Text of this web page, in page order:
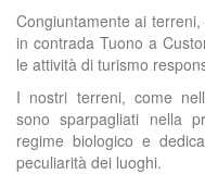
Congiuntamente ai
in contrada Tuono a
le attività di turismo
I nostri terreni, come
sono sparpagliati nella
regime biologico e
peculiarità dei luoghi.